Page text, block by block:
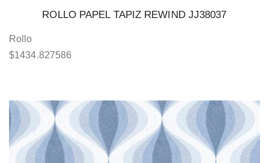
ROLLO PAPEL TAPIZ REWIND JJ38037
Rollo
$1434.827586